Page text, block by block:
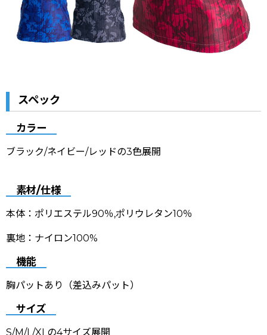
スペック
カラー
ブラック/ネイビー/レッドの3色展開
素材/仕様
本体：ポリエステル90％,ポリウレタン10％
裏地：ナイロン100%
機能
胸パットあり（差込みパット）
サイズ
S/M/L/XLの4サイズ展開